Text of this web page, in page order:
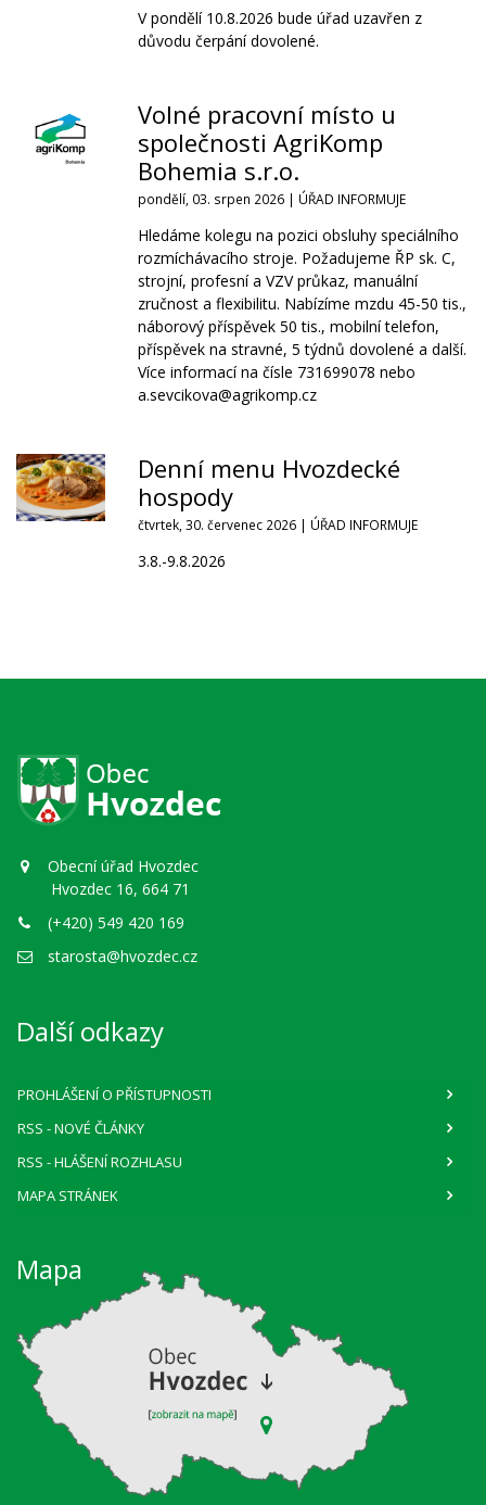
V pondělí 10.8.2026 bude úřad uzavřen z
důvodu čerpání dovolené.
Volné pracovní místo u
společnosti AgriKomp
Bohemia s.r.o.
pondělí, 03. srpen 2026 | ÚŘAD INFORMUJE
Hledáme kolegu na pozici obsluhy speciálního
rozmíchávacího stroje. Požadujeme ŘP sk. C,
strojní, profesní a VZV průkaz, manuální
zručnost a flexibilitu. Nabízíme mzdu 45-50 tis.,
náborový příspěvek 50 tis., mobilní telefon,
příspěvek na stravné, 5 týdnů dovolené a další.
Více informací na čísle 731699078 nebo
a.sevcikova@agrikomp.cz
Denní menu Hvozdecké
hospody
čtvrtek, 30. červenec 2026 | ÚŘAD INFORMUJE
3.8.-9.8.2026
Obecní úřad Hvozdec
Hvozdec 16, 664 71
(+420) 549 420 169
starosta@hvozdec.cz
Další odkazy
PROHLÁŠENÍ O PŘÍSTUPNOSTI
RSS - NOVÉ ČLÁNKY
RSS - HLÁŠENÍ ROZHLASU
MAPA STRÁNEK
Mapa